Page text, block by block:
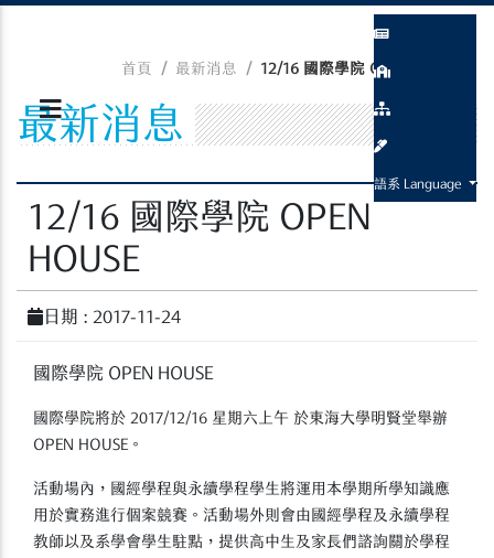
語系 Language
首頁 最新消息 12/16 國際學院 OPEN HOUSE
最新消息
12/16 國際學院 OPEN
HOUSE
日期 : 2017-11-24
國際學院 OPEN HOUSE
國際學院將於 2017/12/16 星期六上午 於東海大學明賢堂舉辦
OPEN HOUSE。
活動場內，國經學程與永續學程學生將運用本學期所學知識應
用於實務進行個案競賽。活動場外則會由國經學程及永續學程
教師以及系學會學生駐點，提供高中生及家長們諮詢關於學程